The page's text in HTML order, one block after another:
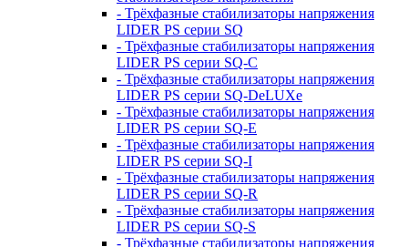
- Трёхфазные стабилизаторы напряжения
LIDER PS серии SQ
- Трёхфазные стабилизаторы напряжения
LIDER PS серии SQ-C
- Трёхфазные стабилизаторы напряжения
LIDER PS серии SQ-DeLUXe
- Трёхфазные стабилизаторы напряжения
LIDER PS серии SQ-E
- Трёхфазные стабилизаторы напряжения
LIDER PS серии SQ-I
- Трёхфазные стабилизаторы напряжения
LIDER PS серии SQ-R
- Трёхфазные стабилизаторы напряжения
LIDER PS серии SQ-S
- Трёхфазные стабилизаторы напряжения